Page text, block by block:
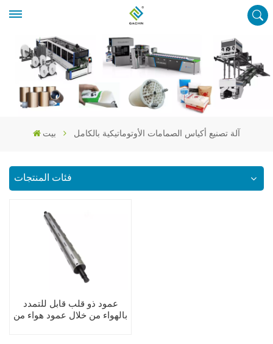
بيت آلة تصنيع أكياس الصمامات الأوتوماتيكية بالكامل
فئات المنتجات
عمود ذو قلب قابل للتمدد
بالهواء من خلال عمود هواء من